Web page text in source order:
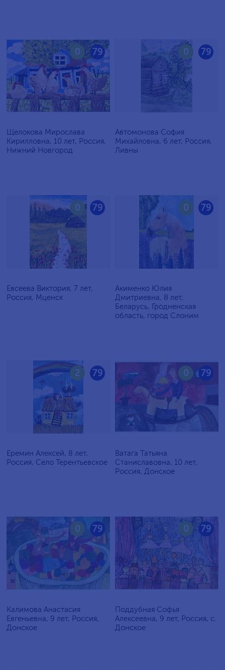
79
0
Щелокова Мирослава
Кирилловна, 10 лет, Россия,
Нижний Новгород
79
0
Автомонова София
Михайловна, 6 лет, Россия,
Ливны
79
0
Евсеева Виктория, 7 лет,
Россия, Мценск
79
0
Акименко Юлия
Дмитриевна, 8 лет,
Беларусь, Гродненская
область, город Слоним
79
2
Еремин Алексей, 8 лет,
Россия, Село Терентьевское
79
0
Ватага Татьяна
Станиславовна, 10 лет,
Россия, Донское
79
0
Калимова Анастасия
Евгеньевна, 9 лет, Россия,
Донское
79
0
Поддубная Софья
Алексеевна, 9 лет, Россия, с.
Донское